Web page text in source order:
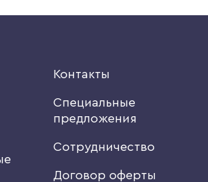
Контакты
Специальные
предложения
Сотрудничество
Договор оферты